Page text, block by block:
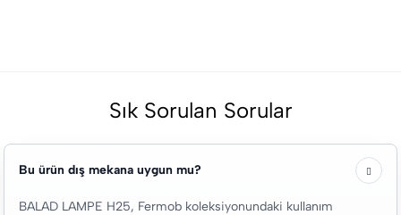
Sık Sorulan Sorular
Bu ürün dış mekana uygun mu?
BALAD LAMPE H25, Fermob koleksiyonundaki kullanım